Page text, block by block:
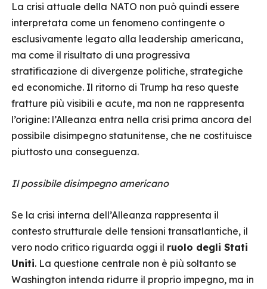
La crisi attuale della NATO non può quindi essere
interpretata come un fenomeno contingente o
esclusivamente legato alla leadership americana,
ma come il risultato di una progressiva
stratificazione di divergenze politiche, strategiche
ed economiche. Il ritorno di Trump ha reso queste
fratture più visibili e acute, ma non ne rappresenta
l’origine: l’Alleanza entra nella crisi prima ancora del
possibile disimpegno statunitense, che ne costituisce
piuttosto una conseguenza.
Il possibile disimpegno americano
Se la crisi interna dell’Alleanza rappresenta il
contesto strutturale delle tensioni transatlantiche, il
vero nodo critico riguarda oggi il ruolo degli Stati
Uniti. La questione centrale non è più soltanto se
Washington intenda ridurre il proprio impegno, ma in